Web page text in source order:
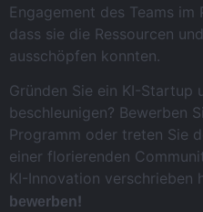
Engagement des Teams im
dass sie die Ressourcen
ausschöpfen konnten.
Gründen Sie ein KI-Startup
beschleunigen? Bewerben
Programm oder treten Sie
einer florierenden
KI-Innovation verschrieben
bewerben!